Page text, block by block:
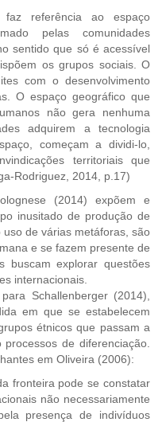
referência ao espaço
pelas comunidades
sentido que só é acessível
os grupos sociais. O
com o desenvolvimento
O espaço geográfico que
não gera nenhuma
adquirem a tecnologia
começam a dividi-lo,
territoriais que
Rodriguez, 2014, p.17)
(2014) expõem e
inusitado de produção de
de várias metáforas, são
e se fazem presente de
buscam explorar questões
internacionais.
Schallenberger (2014),
em que se estabelecem
étnicos que passam a
de diferenciação.
em Oliveira (2006):
fronteira pode se constatar
não necessariamente
presença de indivíduos